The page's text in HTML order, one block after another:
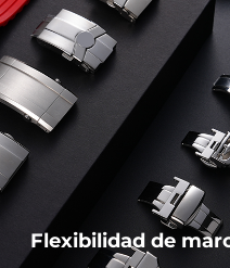
Flexibilidad de